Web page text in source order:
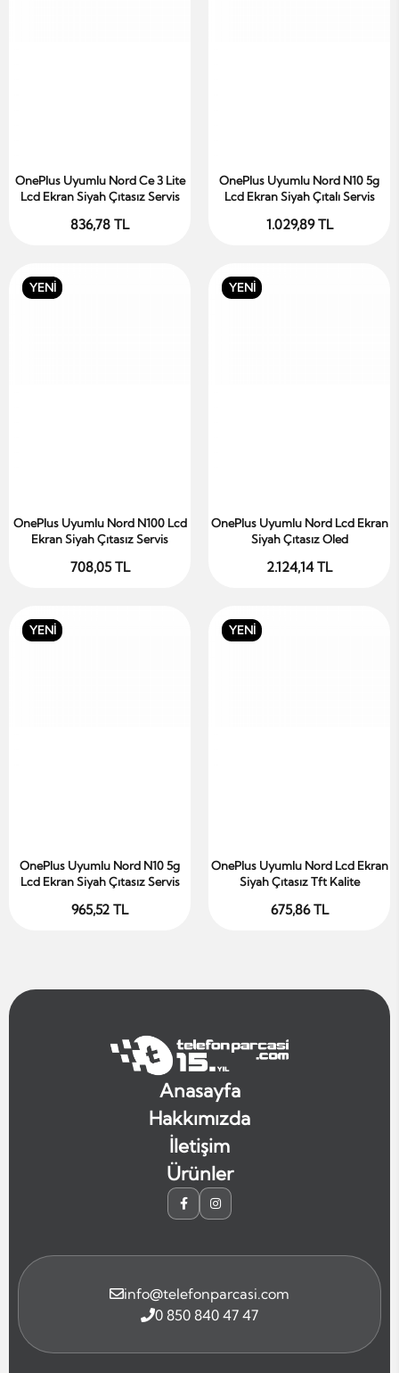
Sepete Ekle
OnePlus Uyumlu Nord Ce 3 Lite
Lcd Ekran Siyah Çıtasız Servis
836,78 TL
Sepete Ekle
OnePlus Uyumlu Nord N10 5g
Lcd Ekran Siyah Çıtalı Servis
1.029,89 TL
YENİ
Sepete Ekle
OnePlus Uyumlu Nord N100 Lcd
Ekran Siyah Çıtasız Servis
708,05 TL
YENİ
Sepete Ekle
OnePlus Uyumlu Nord Lcd Ekran
Siyah Çıtasız Oled
2.124,14 TL
YENİ
Sepete Ekle
OnePlus Uyumlu Nord N10 5g
Lcd Ekran Siyah Çıtasız Servis
965,52 TL
YENİ
Sepete Ekle
OnePlus Uyumlu Nord Lcd Ekran
Siyah Çıtasız Tft Kalite
675,86 TL
Anasayfa
Hakkımızda
İletişim
Ürünler
info@telefonparcasi.com
0 850 840 47 47